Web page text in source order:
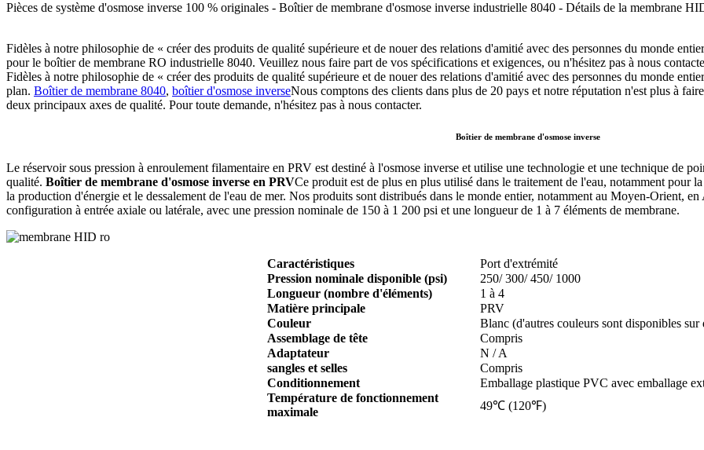
Pièces de système d'osmose inverse 100 % originales - Boîtier de membrane d'osmose inverse industrielle 8040 - Détails de la membrane
Fidèles à notre philosophie de « créer des produits de qualité supérieure et de nouer des relations d'amitié avec des personnes du monde
pour le boîtier de membrane RO industrielle 8040. Veuillez nous faire part de vos spécifications et exigences, ou n'hésitez pas à nous
Fidèles à notre philosophie de « créer des produits de qualité supérieure et de nouer des relations d'amitié avec des personnes du monde
plan. Boîtier de membrane 8040, boîtier d'osmose inverseNous comptons des clients dans plus de 20 pays et notre réputation n'est plus à
deux principaux axes de qualité. Pour toute demande, n'hésitez pas à nous contacter.
Boîtier de membrane d'osmose inverse
Le réservoir sous pression à enroulement filamentaire en PRV est destiné à l'osmose inverse et utilise une technologie et une technique de
qualité. Boîtier de membrane d'osmose inverse en PRVCe produit est de plus en plus utilisé dans le traitement de l'eau, notamment pour
la production d'énergie et le dessalement de l'eau de mer. Nos produits sont distribués dans le monde entier, notamment au Moyen-Orient,
configuration à entrée axiale ou latérale, avec une pression nominale de 150 à 1 200 psi et une longueur de 1 à 7 éléments de membrane.
Caractéristiques
Port d'extrémité
Pression nominale disponible (psi)
250/ 300/ 450/ 1000
Longueur (nombre d'éléments)
1 à 4
Matière principale
PRV
Couleur
Blanc (d'autres couleurs sont disponibles sur
Assemblage de tête
Compris
Adaptateur
N / A
sangles et selles
Compris
Conditionnement
Emballage plastique PVC avec emballage
Température de fonctionnement
maximale
49℃ (120℉)